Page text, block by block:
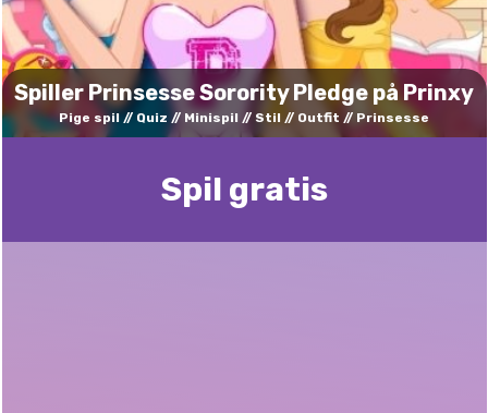
Spiller Prinsesse Sorority Pledge på Prinxy
Pige spil Quiz Minispil Stil Outfit Prinsesse
Spil gratis